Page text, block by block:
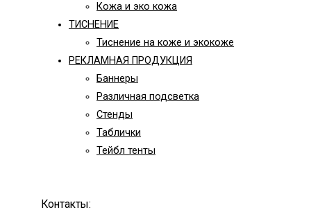
Кожа и эко кожа
ТИСНЕНИЕ
Тиснение на коже и экокоже
РЕКЛАМНАЯ ПРОДУКЦИЯ
Баннеры
Различная подсветка
Стенды
Таблички
Тейбл тенты
Контакты: